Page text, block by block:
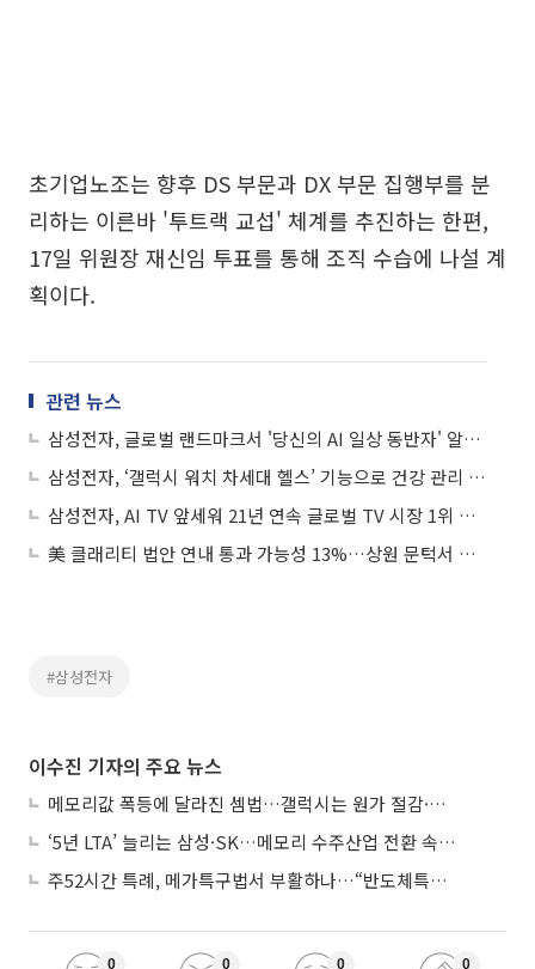
초기업노조는 향후 DS 부문과 DX 부문 집행부를 분
리하는 이른바 '투트랙 교섭' 체계를 추진하는 한편,
17일 위원장 재신임 투표를 통해 조직 수습에 나설 계
획이다.
관련 뉴스
삼성전자, 글로벌 랜드마크서 '당신의 AI 일상 동반자' 알린다
삼성전자, ‘갤럭시 워치 차세대 헬스’ 기능으로 건강 관리 경험 강화
삼성전자, AI TV 앞세워 21년 연속 글로벌 TV 시장 1위 지킨다
美 클래리티 법안 연내 통과 가능성 13%…상원 문턱서 제동
#삼성전자
이수진 기자의 주요 뉴스
메모리값 폭등에 달라진 셈법…갤럭시는 원가 절감·아이폰은 서비스 확대
‘5년 LTA’ 늘리는 삼성·SK…메모리 수주산업 전환 속 다른 셈법
주52시간 특례, 메가특구법서 부활하나…“반도체특별법 담겨야”
0 0 0 0